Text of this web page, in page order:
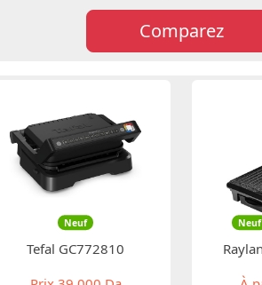
Comparez
Neuf
Tefal GC772810
Neuf